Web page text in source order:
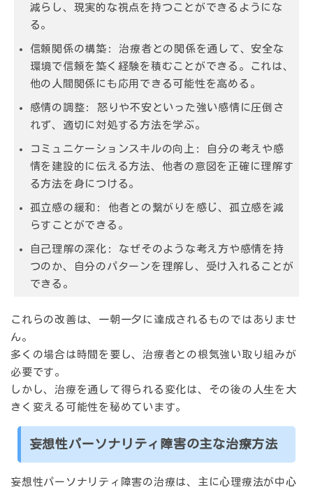
減らし、現実的な視点を持つことができるようにな
る。
信頼関係の構築: 治療者との関係を通して、安全な
環境で信頼を築く経験を積むことができる。これは、
他の人間関係にも応用できる可能性を高める。
感情の調整: 怒りや不安といった強い感情に圧倒さ
れず、適切に対処する方法を学ぶ。
コミュニケーションスキルの向上: 自分の考えや感
情を建設的に伝える方法、他者の意図を正確に理解す
る方法を身につける。
孤立感の緩和: 他者との繋がりを感じ、孤立感を減
らすことができる。
自己理解の深化: なぜそのような考え方や感情を持
つのか、自分のパターンを理解し、受け入れることが
できる。
これらの改善は、一朝一夕に達成されるものではありませ
ん。
多くの場合は時間を要し、治療者との根気強い取り組みが
必要です。
しかし、治療を通して得られる変化は、その後の人生を大
きく変える可能性を秘めています。
妄想性パーソナリティ障害の主な治療方法
妄想性パーソナリティ障害の治療は、主に心理療法が中心